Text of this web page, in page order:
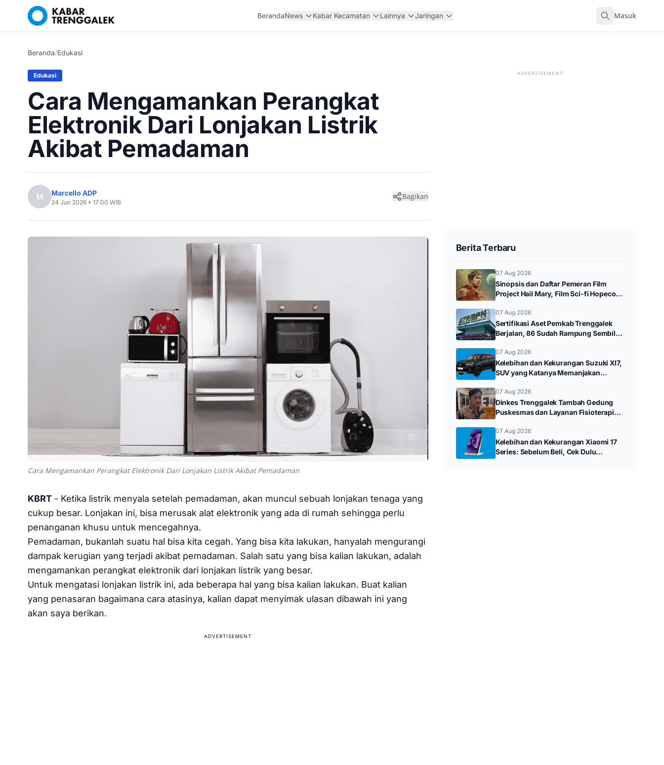
BerandaNews Kabar Kecamatan Lainnya Jaringan Masuk
Beranda/Edukasi
Edukasi
Cara Mengamankan Perangkat
Elektronik Dari Lonjakan Listrik
Akibat Pemadaman
M Marcello ADP
24 Jun 2026 • 17:00 WIB
Bagikan
Cara Mengamankan Perangkat Elektronik Dari Lonjakan Listrik Akibat Pemadaman
KBRT - Ketika listrik menyala setelah pemadaman, akan muncul sebuah lonjakan tenaga yang
cukup besar. Lonjakan ini, bisa merusak alat elektronik yang ada di rumah sehingga perlu
penanganan khusu untuk mencegahnya.
Pemadaman, bukanlah suatu hal bisa kita cegah. Yang bisa kita lakukan, hanyalah mengurangi
dampak kerugian yang terjadi akibat pemadaman. Salah satu yang bisa kalian lakukan, adalah
mengamankan perangkat elektronik dari lonjakan listrik yang besar.
Untuk mengatasi lonjakan listrik ini, ada beberapa hal yang bisa kalian lakukan. Buat kalian
yang penasaran bagaimana cara atasinya, kalian dapat menyimak ulasan dibawah ini yang
akan saya berikan.
ADVERTISEMENT
ADVERTISEMENT
Berita Terbaru
07 Aug 2026
Sinopsis dan Daftar Pemeran Film
Project Hail Mary, Film Sci-fi Hopecore
07 Aug 2026
Sertifikasi Aset Pemkab Trenggalek
Berjalan, 86 Sudah Rampung Sembilan
07 Aug 2026
Kelebihan dan Kekurangan Suzuki Xl7,
SUV yang Katanya Memanjakan
07 Aug 2026
Dinkes Trenggalek Tambah Gedung
Puskesmas dan Layanan Fisioterapi
07 Aug 2026
Kelebihan dan Kekurangan Xiaomi 17
Series: Sebelum Beli, Cek Dulu